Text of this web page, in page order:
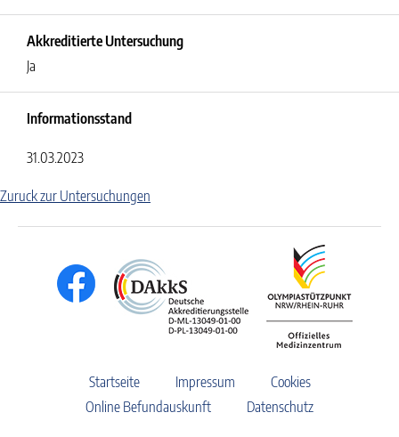
Akkreditierte Untersuchung
Ja
Informationsstand
31.03.2023
Zuruck zur Untersuchungen
Startseite Impressum
Cookies
Online Befundauskunft
Datenschutz